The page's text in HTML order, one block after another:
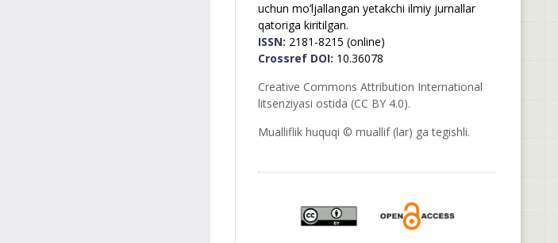
uchun mo’ljallangan yetakchi ilmiy jurnallar
qatoriga kiritilgan.
ISSN: 2181-8215 (online)
Crossref DOI: 10.36078
Creative Commons Attribution International
litsenziyasi ostida (CC BY 4.0).
Mualliflik huquqi © muallif (lar) ga tegishli.